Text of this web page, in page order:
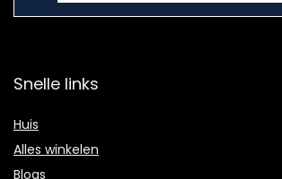
Snelle links
Huis
Alles winkelen
Blogs